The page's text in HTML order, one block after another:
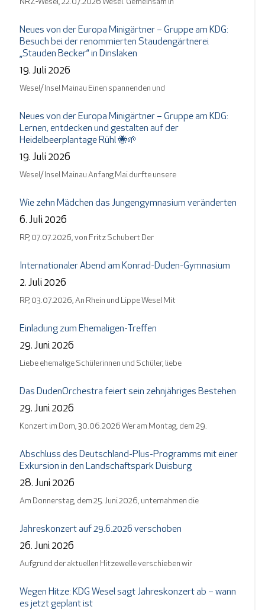
NRZ-Wesel, 22.07.2026 Wesel. Gemeinsam in
Neues von der Europa Minigärtner – Gruppe am KDG:
Besuch bei der renommierten Staudengärtnerei
„Stauden Becker“ in Dinslaken
19. Juli 2026
Wesel/ Insel Mainau Einen spannenden und
Neues von der Europa Minigärtner – Gruppe am KDG:
Lernen, entdecken und gestalten auf der
Heidelbeerplantage Rühl 🐝🌱
19. Juli 2026
Wesel/ Insel Mainau Anfang Mai durfte unsere
Wie zehn Mädchen das Jungengymnasium veränderten
6. Juli 2026
RP, 07.07.2026, von Fritz Schubert Der
Internationaler Abend am Konrad-Duden-Gymnasium
2. Juli 2026
RP, 03.07.2026, An Rhein und Lippe Wesel Mit
Einladung zum Ehemaligen-Treffen
29. Juni 2026
Liebe ehemalige Schülerinnen und Schüler, liebe
Das DudenOrchestra feiert sein zehnjähriges Bestehen
29. Juni 2026
Konzert im Dom, 30.06.2026 Wer am Montag, dem 29.
Abschluss des Deutschland-Plus-Programms mit einer
Exkursion in den Landschaftspark Duisburg
28. Juni 2026
Am Donnerstag, dem 25. Juni 2026, unternahmen die
Jahreskonzert auf 29.6.2026 verschoben
26. Juni 2026
Aufgrund der aktuellen Hitzewelle verschieben wir
Wegen Hitze: KDG Wesel sagt Jahreskonzert ab – wann
es jetzt geplant ist